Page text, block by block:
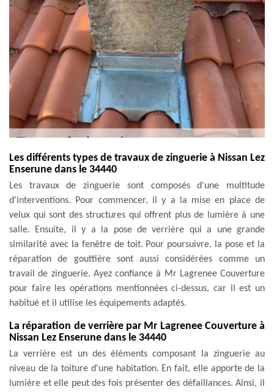
Les différents types de travaux de zinguerie à Nissan Lez
Enserune dans le 34440
Les travaux de zinguerie sont composés d'une multitude
d'interventions. Pour commencer, il y a la mise en place de
velux qui sont des structures qui offrent plus de lumière à une
salle. Ensuite, il y a la pose de verrière qui a une grande
similarité avec la fenêtre de toit. Pour poursuivre, la pose et la
réparation de gouttière sont aussi considérées comme un
travail de zinguerie. Ayez confiance à Mr Lagrenee Couverture
pour faire les opérations mentionnées ci-dessus, car il est un
habitué et il utilise les équipements adaptés.
La réparation de verrière par Mr Lagrenee Couverture à
Nissan Lez Enserune dans le 34440
La verrière est un des éléments composant la zinguerie au
niveau de la toiture d'une habitation. En fait, elle apporte de la
lumière et elle peut des fois présenter des défaillances. Ainsi, il